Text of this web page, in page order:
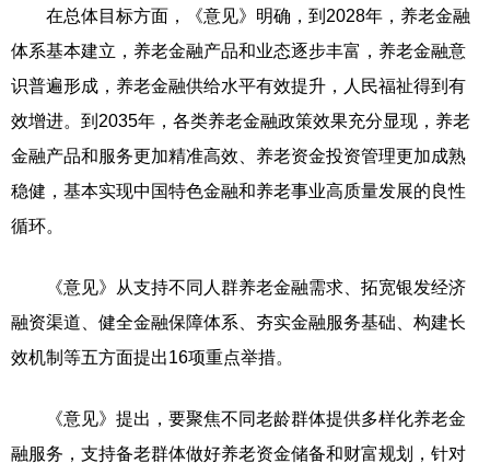
在总体目标方面，《意见》明确，到2028年，养老金融
体系基本建立，养老金融产品和业态逐步丰富，养老金融意
识普遍形成，养老金融供给水平有效提升，人民福祉得到有
效增进。到2035年，各类养老金融政策效果充分显现，养老
金融产品和服务更加精准高效、养老资金投资管理更加成熟
稳健，基本实现中国特色金融和养老事业高质量发展的良性
循环。
《意见》从支持不同人群养老金融需求、拓宽银发经济
融资渠道、健全金融保障体系、夯实金融服务基础、构建长
效机制等五方面提出16项重点举措。
《意见》提出，要聚焦不同老龄群体提供多样化养老金
融服务，支持备老群体做好养老资金储备和财富规划，针对